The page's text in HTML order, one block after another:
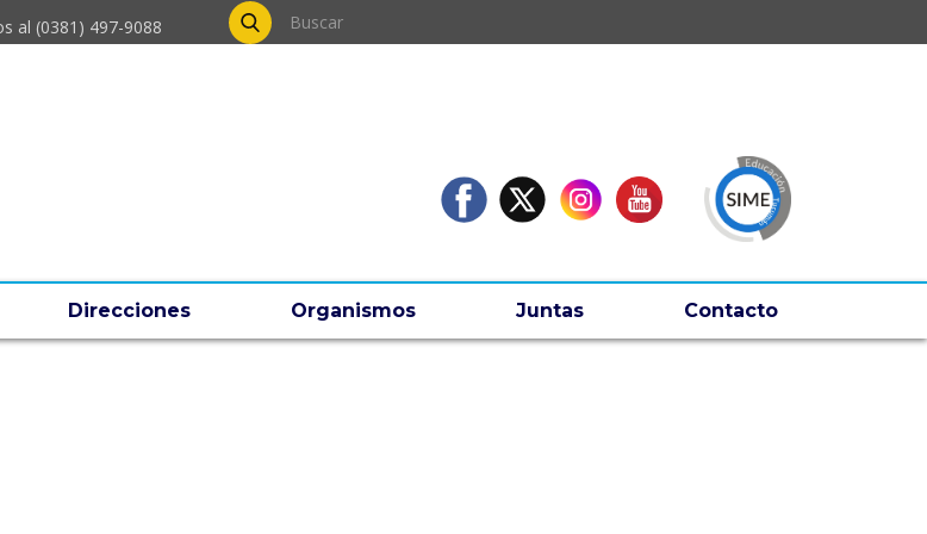
al (0381) ​497-9088
Direcciones Organismos Juntas Contacto